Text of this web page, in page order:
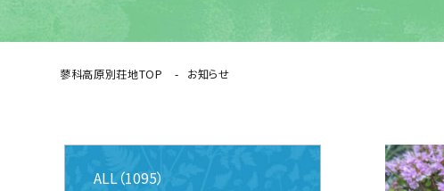
蓼科高原別荘地TOP お知らせ
ALL（1095）